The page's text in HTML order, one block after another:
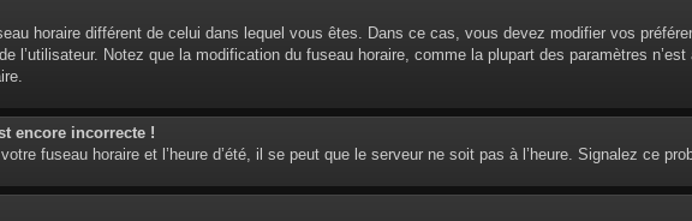
horaire différent de celui dans lequel vous êtes. Dans ce cas, vous devez modifier vos
l’utilisateur. Notez que la modification du fuseau horaire, comme la plupart des paramètres
encore incorrecte !
fuseau horaire et l’heure d’été, il se peut que le serveur ne soit pas à l’heure. Signalez ce